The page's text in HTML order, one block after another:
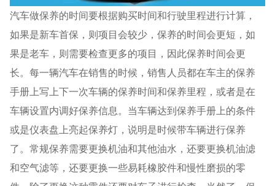
汽车做保养的时间要根据购买时间和行驶里程进行计算，
如果是新车首保，则项目会较少，保养的时间会更短，如
果是老车，则需要检查更多的项目，因此保养时间会更
长。每一辆汽车在销售的时候，销售人员都在车主的保养
手册上写上下一次车辆的保养时间和保养里程，或者是在
车辆设置内调好保养信息。当车辆达到保养手册上的条件
或是仪表盘上亮起保养灯，说明是时候带车辆进行保养
了。常规保养需要更换机油和其他油水，还要更换机油滤
和空气滤等，还要更换一些易耗橡胶件和慢性磨损的零